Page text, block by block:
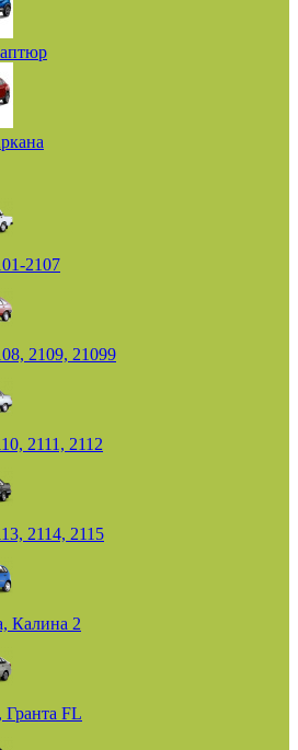
2107
2109, 21099
2111, 2112
2114, 2115
Калина 2
Гранта FL